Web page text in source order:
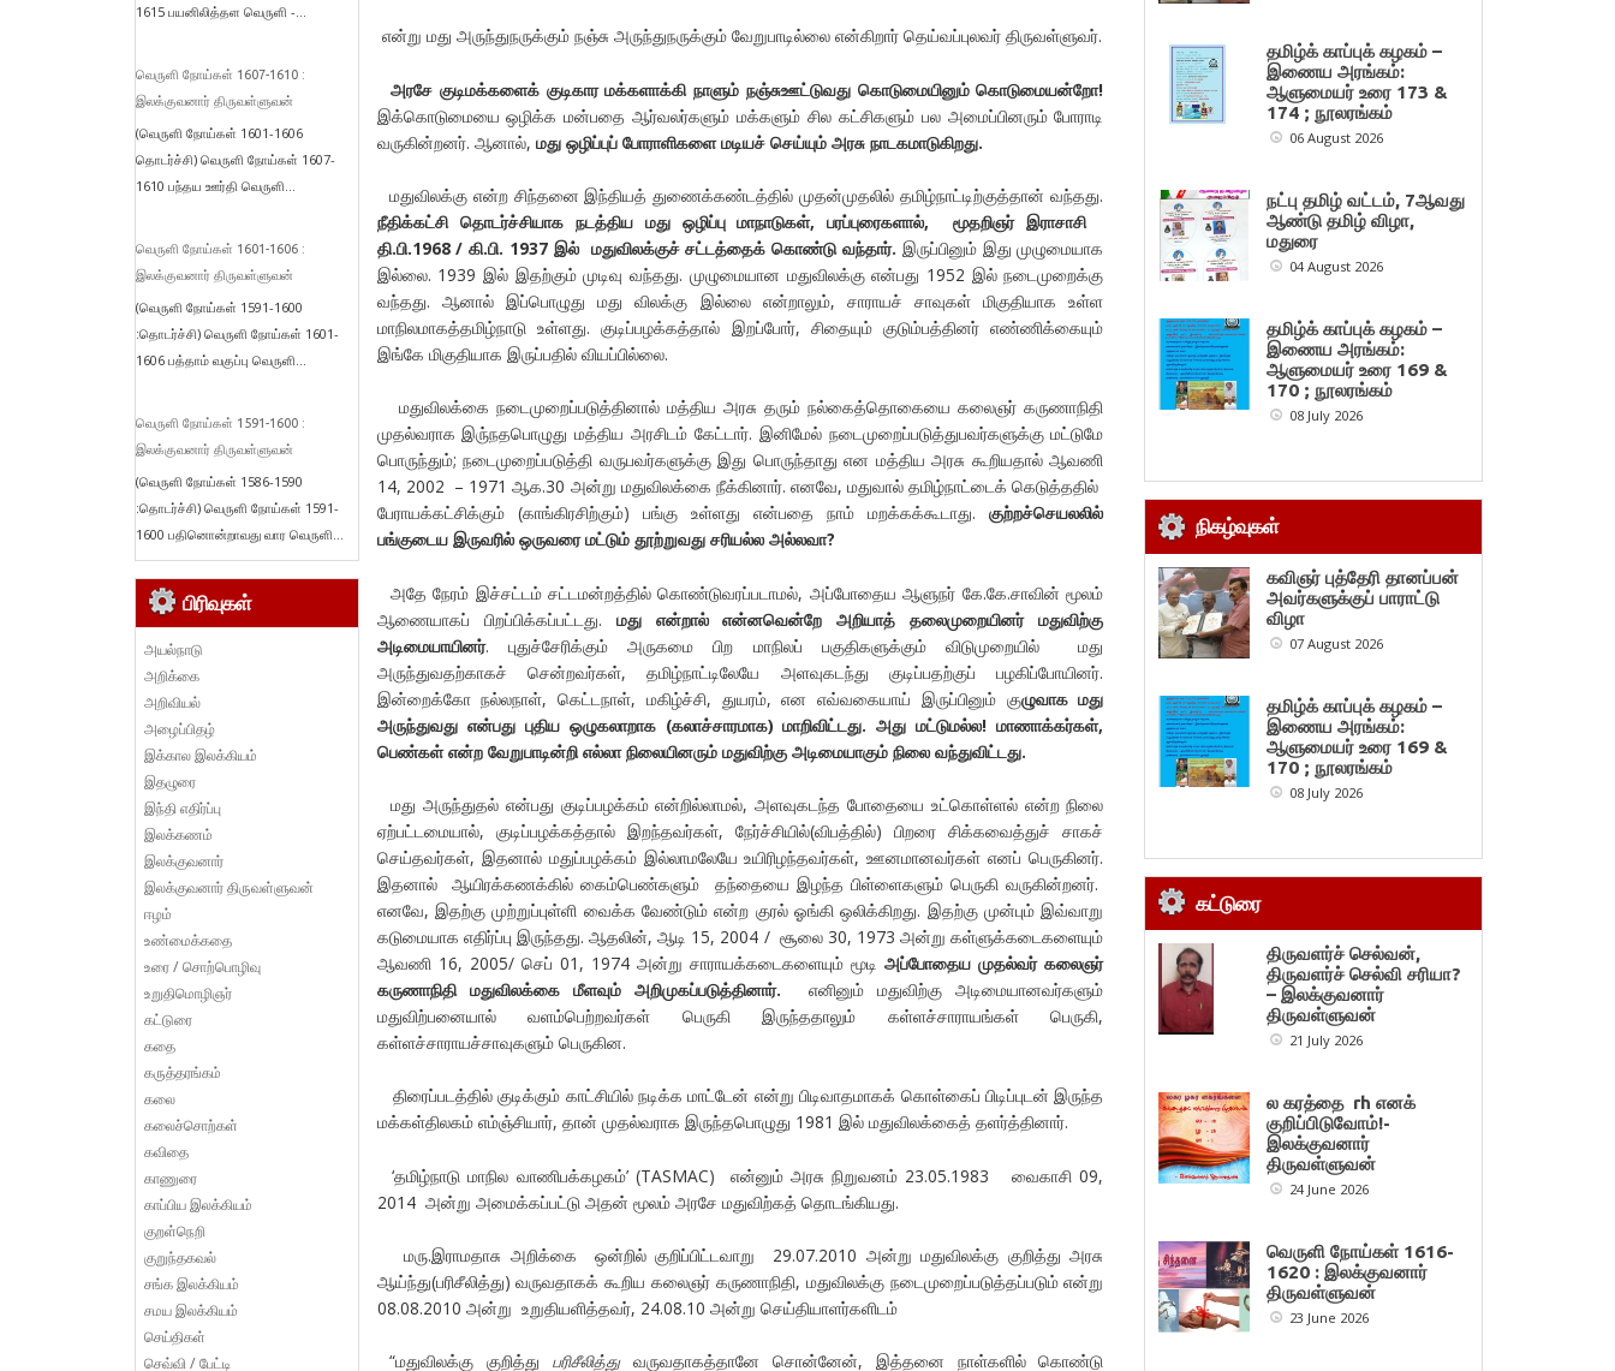
என்று மது அருந்துநருக்கும் நஞ்சு அருந்துநருக்கும் வேறுபாடில்லை என்கிறார் தெய்வப்புலவர் திருவள்ளுவர்.
அரசே குடிமக்களைக் குடிகார மக்களாக்கி நாளும் நஞ்சுஊட்டுவது கொடுமையினும் கொடுமையன்றோ!
இக்கொடுமையை ஒழிக்க மன்பதை ஆர்வலர்களும் மக்களும் சில கட்சிகளும் பல அமைப்பினரும் போராடி
வருகின்றனர். ஆனால், மது ஒழிப்புப் போராளிகளை மடியச் செய்யும் அரசு நாடகமாடுகிறது.
மதுவிலக்கு என்ற சிந்தனை இந்தியத் துணைக்கண்டத்தில் முதன்முதலில் தமிழ்நாட்டிற்குத்தான் வந்தது.
நீதிக்கட்சி தொடர்ச்சியாக நடத்திய மது ஒழிப்பு மாநாடுகள், பரப்புரைகளால், மூதறிஞர் இராசாசி
தி.பி.1968 / கி.பி. 1937 இல் மதுவிலக்குச் சட்டத்தைக் கொண்டு வந்தார். இருப்பினும் இது முழுமையாக
இல்லை. 1939 இல் இதற்கும் முடிவு வந்தது. முழுமையான மதுவிலக்கு என்பது 1952 இல் நடைமுறைக்கு
வந்தது. ஆனால் இப்பொழுது மது விலக்கு இல்லை என்றாலும், சாராயச் சாவுகள் மிகுதியாக உள்ள
மாநிலமாகத்தமிழ்நாடு உள்ளது. குடிப்பழக்கத்தால் இறப்போர், சிதையும் குடும்பத்தினர் எண்ணிக்கையும்
இங்கே மிகுதியாக இருப்பதில் வியப்பில்லை.
மதுவிலக்கை நடைமுறைப்படுத்தினால் மத்திய அரசு தரும் நல்கைத்தொகையை கலைஞர் கருணாநிதி
முதல்வராக இரு்நதபொழுது மத்திய அரசிடம் கேட்டார். இனிமேல் நடைமுறைப்படுத்துபவர்களுக்கு மட்டுமே
பொருந்தும்; நடைமுறைப்படுத்தி வருபவர்களுக்கு இது பொருந்தாது என மத்திய அரசு கூறியதால் ஆவணி
14, 2002 – 1971 ஆக.30 அன்று மதுவிலக்கை நீக்கினார். எனவே, மதுவால் தமிழ்நாட்டைக் கெடுத்ததில்
பேராயக்கட்சிக்கும் (காங்கிரசிற்கும்) பங்கு உள்ளது என்பதை நாம் மறக்கக்கூடாது.குற்றச்செயலலில்
பங்குடைய இருவரில் ஒருவரை மட்டும் தூற்றுவது சரியல்ல அல்லவா?
அதே நேரம் இச்சட்டம் சட்டமன்றத்தில் கொண்டுவரப்படாமல், அப்போதைய ஆளுநர் கே.கே.சாவின் மூலம்
ஆணையாகப் பிறப்பிக்கப்பட்டது. மது என்றால் என்னவென்றே அறியாத் தலைமுறையினர் மதுவிற்கு
அடிமையாயினர். புதுச்சேரிக்கும் அருகமை பிற மாநிலப் பகுதிகளுக்கும் விடுமுறையில் மது
அருந்துவதற்காகச் சென்றவர்கள், தமிழ்நாட்டிலேயே அளவுகடந்து குடிப்பதற்குப் பழகிப்போயினர்.
இன்றைக்கோ நல்லநாள், கெட்டநாள், மகிழ்ச்சி, துயரம், என எவ்வகையாய் இருப்பினும் குழுவாக மது
அருந்துவது என்பது புதிய ஒழுகலாறாக (கலாச்சாரமாக) மாறிவிட்டது. அது மட்டுமல்ல! மாணாக்கர்கள்,
பெண்கள் என்ற வேறுபாடின்றி எல்லா நிலையினரும் மதுவிற்கு அடிமையாகும் நிலை வந்துவிட்டது.
மது அருந்துதல் என்பது குடிப்பழக்கம் என்றில்லாமல், அளவுகடந்த போதையை உட்கொள்ளல் என்ற நிலை
ஏற்பட்டமையால், குடிப்பழக்கத்தால் இறந்தவர்கள், நேர்ச்சியில்(விபத்தில்) பிறரை சிக்கவைத்துச் சாகச்
செய்தவர்கள், இதனால் மதுப்பழக்கம் இல்லாமலேயே உயிரிழந்தவர்கள், ஊனமானவர்கள் எனப் பெருகினர்.
இதனால் ஆயிரக்கணக்கில் கைம்பெண்களும் தந்தையை இழந்த பிள்ளைகளும் பெருகி வருகின்றனர்.
எனவே, இதற்கு முற்றுப்புள்ளி வைக்க வேண்டும் என்ற குரல் ஓங்கி ஒலிக்கிறது. இதற்கு முன்பும் இவ்வாறு
கடுமையாக எதிர்ப்பு இருந்தது. ஆதலின், ஆடி 15, 2004 / சூலை 30, 1973 அன்று கள்ளுக்கடைகளையும்
ஆவணி 16, 2005/ செப் 01, 1974 அன்று சாராயக்கடைகளையும் மூடிஅப்போதைய முதல்வர் கலைஞர்
கருணாநிதி மதுவிலக்கை மீளவும் அறிமுகப்படுத்தினார்.
எனினும் மதுவிற்கு அடிமையானவர்களும்
மதுவிற்பனையால் வளம்பெற்றவர்கள் பெருகி இருந்ததாலும் கள்ளச்சாராயங்கள் பெருகி,
கள்ளச்சாராயச்சாவுகளும் பெருகின.
திரைப்படத்தில் குடிக்கும் காட்சியில் நடிக்க மாட்டேன் என்று பிடிவாதமாகக் கொள்கைப் பிடிப்புடன் இருந்த
மக்கள்திலகம் எம்ஞ்சியார், தான் முதல்வராக இருந்தபொழுது 1981 இல் மதுவிலக்கைத் தளர்த்தினார்.
‘தமிழ்நாடு மாநில வாணிபக்கழகம்’ (TASMAC) என்னும் அரசு நிறுவனம் 23.05.1983 வைகாசி 09,
2014 அன்று அமைக்கப்பட்டு அதன் மூலம் அரசே மதுவிற்கத் தொடங்கியது.
மரு.இராமதாசு அறிக்கை ஒன்றில் குறிப்பிட்டவாறு 29.07.2010 அன்று மதுவிலக்கு குறித்து அரசு
ஆய்ந்து(பரிசீலித்து) வருவதாகக் கூறிய கலைஞர் கருணாநிதி, மதுவிலக்கு நடைமுறைப்படுத்தப்படும் என்று
08.08.2010 அன்று உறுதியளித்தவர், 24.08.10 அன்று செய்தியாளர்களிடம்
“மதுவிலக்கு குறித்துபரிசீலித்துவருவதாகத்தானே சொன்னேன், இத்தனை நாள்களில் கொண்டு
1615 பயனிலித்தள வெருளி -...
வெருளி நோய்கள் 1607-1610 :
இலக்குவனார் திருவள்ளுவன்
(வெருளி நோய்கள் 1601-1606
தொடர்ச்சி) வெருளி நோய்கள் 1607-
1610 பந்தய ஊர்தி வெருளி...
வெருளி நோய்கள் 1601-1606 :
இலக்குவனார் திருவள்ளுவன்
(வெருளி நோய்கள் 1591-1600
:தொடர்ச்சி) வெருளி நோய்கள் 1601-
1606 பத்தாம் வகுப்பு வெருளி...
வெருளி நோய்கள் 1591-1600 :
இலக்குவனார் திருவள்ளுவன்
(வெருளி நோய்கள் 1586-1590
:தொடர்ச்சி) வெருளி நோய்கள் 1591-
1600 பதினொன்றாவது வார வெருளி...
பிரிவுகள்
அயல்நாடு
அறிக்கை
அறிவியல்
அழைப்பிதழ்
இக்கால இலக்கியம்
இதழுரை
இந்தி எதிர்ப்பு
இலக்கணம்
இலக்குவனார்
இலக்குவனார் திருவள்ளுவன்
ஈழம்
உண்மைக்கதை
உரை / சொற்பொழிவு
உறுதிமொழிஞர்
கட்டுரை
கதை
கருத்தரங்கம்
கலை
கலைச்சொற்கள்
கவிதை
காணுரை
காப்பிய இலக்கியம்
குறள்நெறி
குறுந்தகவல்
சங்க இலக்கியம்
சமய இலக்கியம்
செய்திகள்
செவ்வி / பேட்டி
தமிழ்க் காப்புக் கழகம் –
இணைய அரங்கம்:
ஆளுமையர் உரை 173 &
174 ; நூலரங்கம்
06 August 2026
நட்பு தமிழ் வட்டம், 7ஆவது
ஆண்டு தமிழ் விழா,
மதுரை
04 August 2026
தமிழ்க் காப்புக் கழகம் –
இணைய அரங்கம்:
ஆளுமையர் உரை 169 &
170 ; நூலரங்கம்
08 July 2026
நிகழ்வுகள்
கவிஞர் புத்தேரி தானப்பன்
அவர்களுக்குப் பாராட்டு
விழா
07 August 2026
தமிழ்க் காப்புக் கழகம் –
இணைய அரங்கம்:
ஆளுமையர் உரை 169 &
170 ; நூலரங்கம்
08 July 2026
கட்டுரை
திருவளர்ச் செல்வன்,
திருவளர்ச் செல்வி சரியா?
– இலக்குவனார்
திருவள்ளுவன்
21 July 2026
ல கரத்தை rh எனக்
குறிப்பிடுவோம்!-
இலக்குவனார்
திருவள்ளுவன்
24 June 2026
வெருளி நோய்கள் 1616-
1620 : இலக்குவனார்
திருவள்ளுவன்
23 June 2026